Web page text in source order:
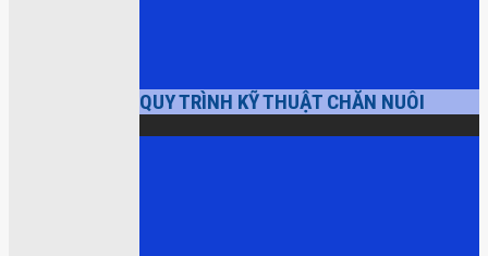
QUY TRÌNH KỸ THUẬT CHĂN NUÔI